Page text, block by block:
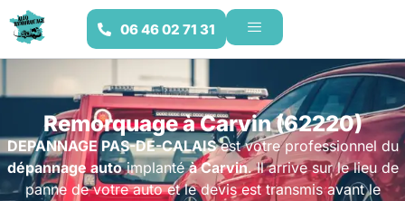
06 46 02 71 31
Remorquage à Carvin (62220)
DEPANNAGE PAS-DE-CALAISest votre professionnel du
dépannage autoimplantéà Carvin. Il arrive sur le lieu de
panne de votre auto et le devis est transmis avant le